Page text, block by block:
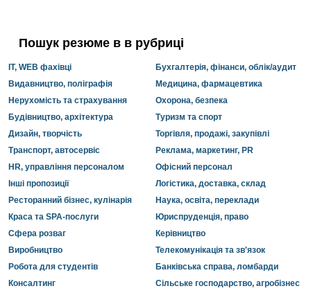
Пошук резюме в в рубриці
IT, WEB фахівці
Бухгалтерія, фінанси, облік/аудит
Видавництво, поліграфія
Медицина, фармацевтика
Нерухомість та страхування
Охорона, безпека
Будівництво, архітектура
Туризм та спорт
Дизайн, творчість
Торгівля, продажі, закупівлі
Транспорт, автосервіс
Реклама, маркетинг, PR
HR, управління персоналом
Офісний персонал
Інші пропозиції
Логістика, доставка, склад
Ресторанний бізнес, кулінарія
Наука, освіта, переклади
Краса та SPA-послуги
Юриспруденція, право
Сфера розваг
Керівництво
Виробництво
Телекомунікація та зв'язок
Робота для студентів
Банківська справа, ломбарди
Консалтинг
Сільське господарство, агробізнес